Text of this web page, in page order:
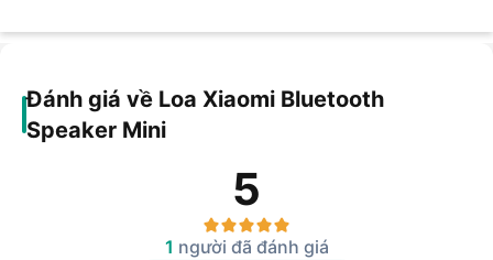
Đánh giá về Loa Xiaomi Bluetooth
Speaker Mini
5
1 người đã đánh giá